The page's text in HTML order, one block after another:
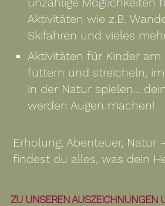
Aktivitäten wie z.B.
Skifahren und vieles
Aktivitäten für Kinder am
füttern und streicheln,
in der Natur spielen...
werden Augen machen!
Erholung, Abenteuer, Natur
findest du alles, was dein
ZU UNSEREN AUSZEICHNUNGEN